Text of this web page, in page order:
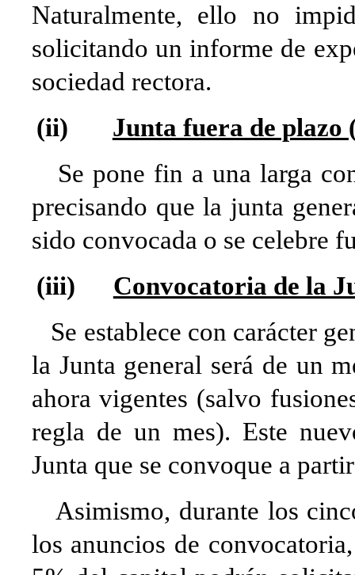
Naturalmente, ello no
solicitando un informe de
sociedad rectora.
(ii) Junta fuera de plazo
Se pone fin a una larga
precisando que la junta
sido convocada o se celebre
(iii) Convocatoria de la
Se establece con carácter
la Junta general será de un
ahora vigentes (salvo
regla de un mes). Este
Junta que se convoque a
Asimismo, durante los
los anuncios de